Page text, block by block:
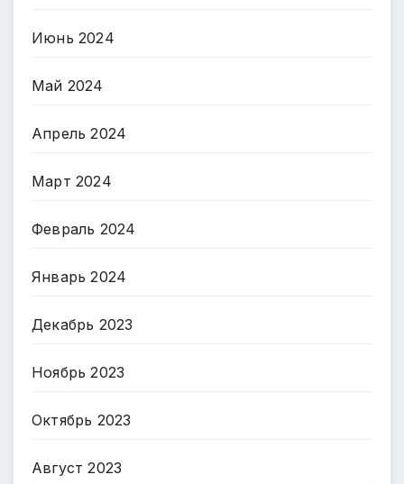
Июнь 2024
Май 2024
Апрель 2024
Март 2024
Февраль 2024
Январь 2024
Декабрь 2023
Ноябрь 2023
Октябрь 2023
Август 2023